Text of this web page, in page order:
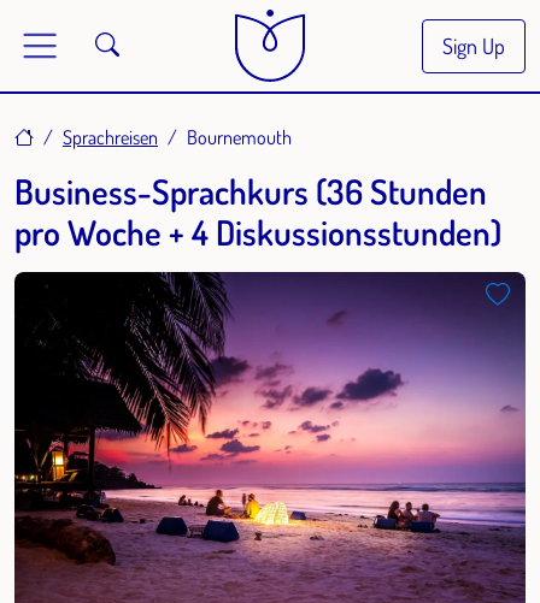
Sign Up
HomeSprachreisen Bournemouth
Business-Sprachkurs (36 Stunden
pro Woche + 4 Diskussionsstunden)